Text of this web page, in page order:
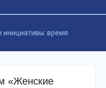
инициативы: время
«Женские